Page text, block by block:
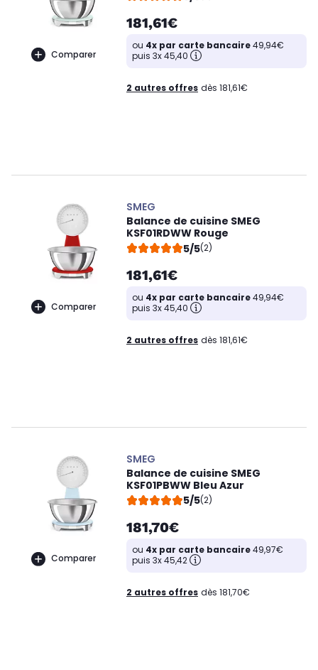
Comparer
181,61€
ou 4x par carte bancaire49,94€
puis 3x 45,40
2 autres offres dès 181,61€
Comparer
SMEG
Balance de cuisine SMEG
KSF01RDWW Rouge
5/5(2)
181,61€
ou 4x par carte bancaire49,94€
puis 3x 45,40
2 autres offres dès 181,61€
Comparer
SMEG
Balance de cuisine SMEG
KSF01PBWW Bleu Azur
5/5(2)
181,70€
ou 4x par carte bancaire49,97€
puis 3x 45,42
2 autres offres dès 181,70€